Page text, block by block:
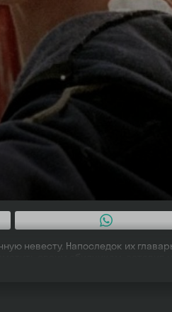
невесту. Напоследок их